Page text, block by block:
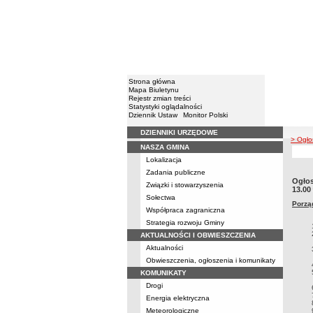
Strona główna
Mapa Biuletynu
Rejestr zmian treści
Statystyki oglądalności
Dziennik Ustaw
Monitor Polski
Menu
DZIENNIKI URZĘDOWE
NASZA GMINA
Lokalizacja
Zadania publiczne
Związki i stowarzyszenia
Sołectwa
Współpraca zagraniczna
Strategia rozwoju Gminy
AKTUALNOŚCI I OBWIESZCZENIA
Aktualności
Obwieszczenia, ogłoszenia i komunikaty
KOMUNIKATY
Drogi
Energia elektryczna
Meteorologiczne
>